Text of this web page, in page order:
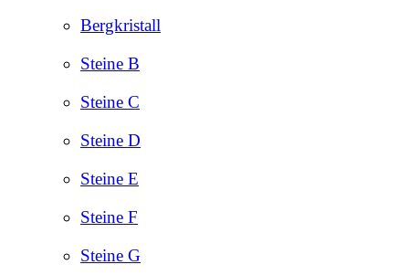
Bergkristall
Steine B
Steine C
Steine D
Steine E
Steine F
Steine G